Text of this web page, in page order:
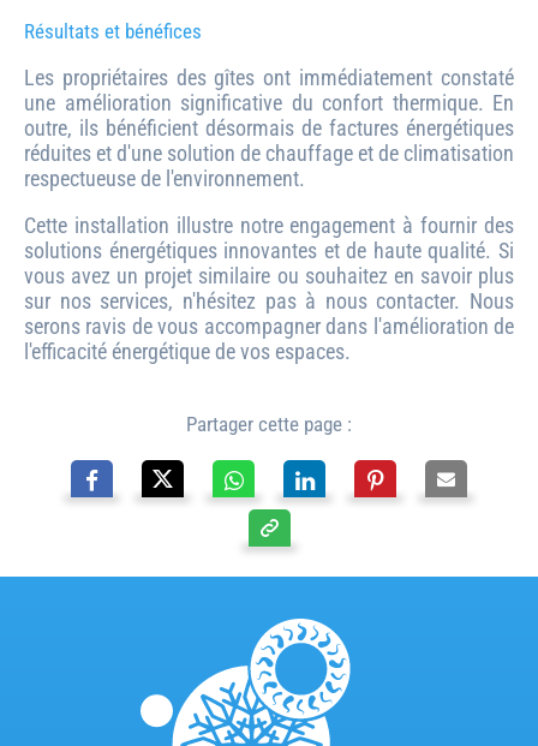
Résultats et bénéfices
Les propriétaires des gîtes ont immédiatement constaté
une amélioration significative du confort thermique. En
outre, ils bénéficient désormais de factures énergétiques
réduites et d'une solution de chauffage et de climatisation
respectueuse de l'environnement.
Cette installation illustre notre engagement à fournir des
solutions énergétiques innovantes et de haute qualité. Si
vous avez un projet similaire ou souhaitez en savoir plus
sur nos services, n'hésitez pas à nous contacter. Nous
serons ravis de vous accompagner dans l'amélioration de
l'efficacité énergétique de vos espaces.
Partager cette page :